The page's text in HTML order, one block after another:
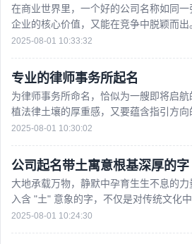
在商业世界里，一个好的公司名称如同
企业的核心价值，又能在竞争中脱颖而出
入公司名称，不仅能彰显企业的专业底蕴
2025-08-01 10:33:32
专业的律师事务所起名​
为律师事务所命名，恰似为一艘即将启
植法律土壤的厚重感，又要蕴含指引方向
推敲的名字，应当像精准的法律条文般严
2025-08-01 10:30:02
公司起名带土寓意根基深厚的字​
大地承载万物，静默中孕育生生不息的
入含 "土" 意象的字，不仅是对传统文化
应，更暗合了基业长青、厚积薄发的发展
2025-08-01 10:24:30